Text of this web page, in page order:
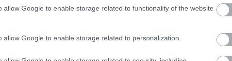
allow Google to enable storage related to functionality of the website
allow Google to enable storage related to personalization.
a HOPPart-tal.Megbeszéltük, hogy a fontosabb cél érdekében, azért, hogy a többiek
tudjon működni, mi kiszállunk, hiszen e
nagy megbeszélések, nagy sértődések, adok-kapok, de végső soron
gyikünk sem
Ugyanis az kinyírja a produkciót, sőt, mindent kinyír. A mai napig sok pozitív élményt